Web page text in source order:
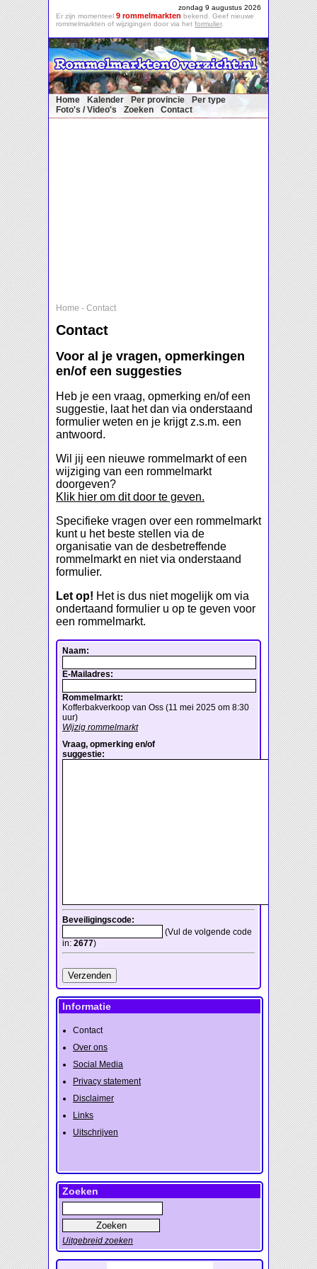
zondag 9 augustus 2026
Er zijn momenteel 9 rommelmarkten bekend. Geef nieuwe
rommelmarkten of wijzigingen door via het formulier.
Home Kalender Per provincie
Per type
Foto's / Video's
Zoeken Contact
Home - Contact
Contact
Voor al je vragen, opmerkingen
en/of een suggesties
Heb je een vraag, opmerking en/of een
suggestie, laat het dan via onderstaand
formulier weten en je krijgt z.s.m. een
antwoord.
Wil jij een nieuwe rommelmarkt of een
wijziging van een rommelmarkt
doorgeven?
Klik hier om dit door te geven.
Specifieke vragen over een rommelmarkt
kunt u het beste stellen via de
organisatie van de desbetreffende
rommelmarkt en niet via onderstaand
formulier.
Let op! Het is dus niet mogelijk om via
ondertaand formulier u op te geven voor
een rommelmarkt.
Naam:
E-Mailadres:
Rommelmarkt:
Kofferbakverkoop van Oss (11 mei 2025 om 8:30
uur)
Wijzig rommelmarkt
Vraag, opmerking en/of
suggestie:
Beveiligingscode:
(Vul de volgende code
in: 2677)
Informatie
Contact
Over ons
Social Media
Privacy statement
Disclaimer
Links
Uitschrijven
Zoeken
Uitgebreid zoeken